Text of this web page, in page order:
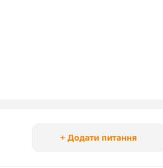
+ Додати питання